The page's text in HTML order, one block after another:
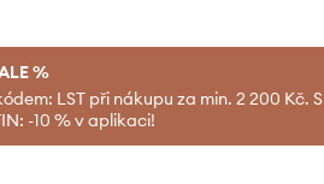
%
LST při nákupu za min. 2 200 Kč. S
-10 % v aplikaci!